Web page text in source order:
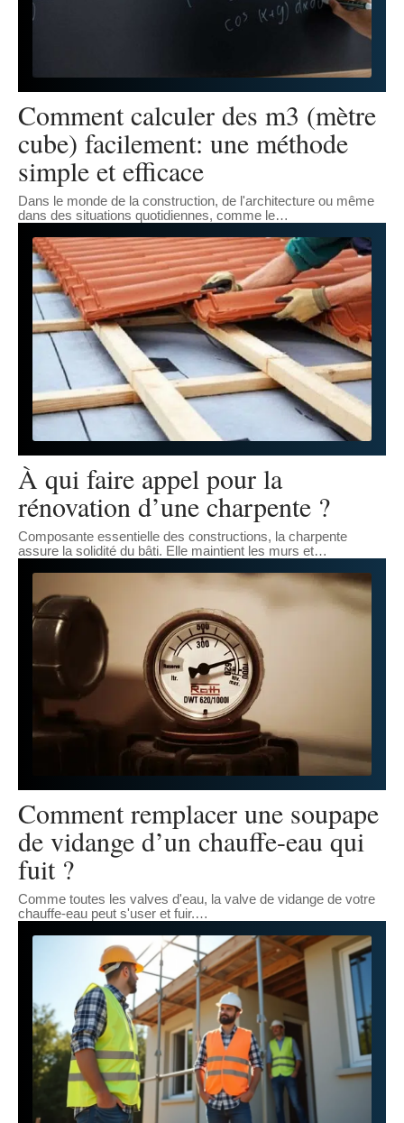
Comment calculer des m3 (mètre
cube) facilement: une méthode
simple et efficace
Dans le monde de la construction, de l'architecture ou même
dans des situations quotidiennes, comme le…
À qui faire appel pour la
rénovation d’une charpente ?
Composante essentielle des constructions, la charpente
assure la solidité du bâti. Elle maintient les murs et…
Comment remplacer une soupape
de vidange d’un chauffe-eau qui
fuit ?
Comme toutes les valves d'eau, la valve de vidange de votre
chauffe-eau peut s'user et fuir.…